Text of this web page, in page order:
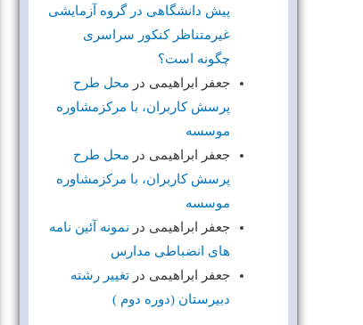
پیش دانشگاهی در گروه آزمایشی
غیرمتناظر کنکور سراسری
چگونه است؟
جعفر ابراهیمی در محل طرح
پرسش کاربران، با مرکزمشاوره
موسسه
جعفر ابراهیمی در محل طرح
پرسش کاربران، با مرکزمشاوره
موسسه
جعفر ابراهیمی در نمونه آئین نامه
های انضباطی مدارس
جعفر ابراهیمی در تغییر رشته
دبیرستان (دوره دوم )